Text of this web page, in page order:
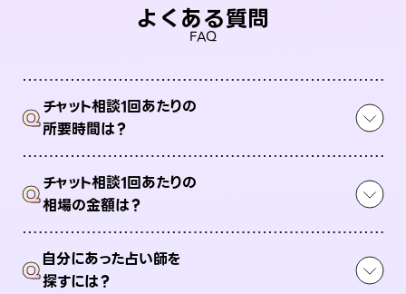
よくある質問
FAQ
Qチャット相談1回あたりの
所要時間は？
Qチャット相談1回あたりの
相場の金額は？
Q自分にあった占い師を
探すには？